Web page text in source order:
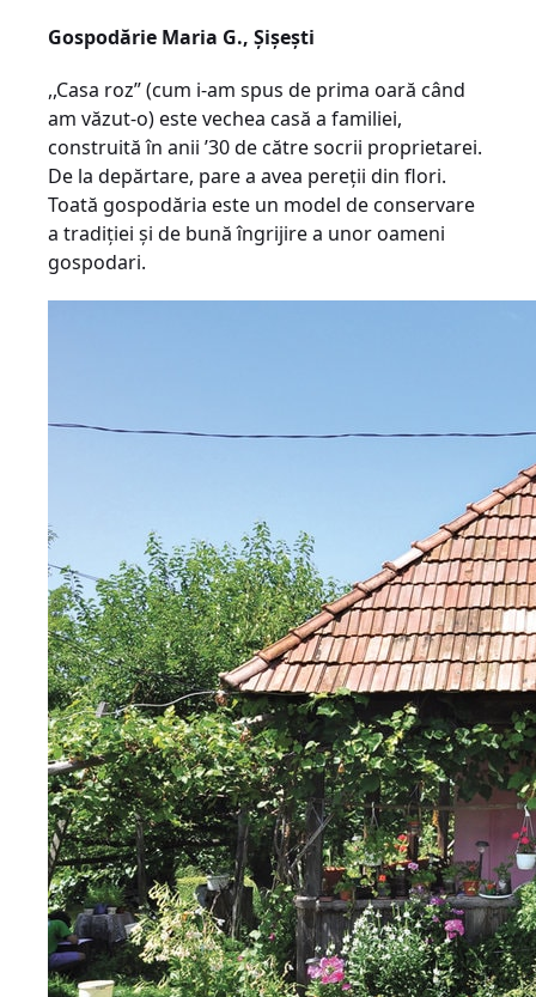
Gospodărie Maria G., Şişeşti
,,Casa roz” (cum i-am spus de prima oară când
am văzut-o) este vechea casă a familiei,
construită în anii ’30 de către socrii proprietarei.
De la depărtare, pare a avea pereţii din flori.
Toată gospodăria este un model de conservare
a tradiţiei şi de bună îngrijire a unor oameni
gospodari.